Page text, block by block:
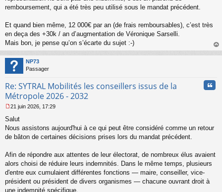
g
e
o
u
remboursement, qui a été très peu utilisé sous le mandat précédent.
Et quand bien même, 12 000€ par an (de frais remboursables), c’est très
en deça des +30k / an d’augmentation de Véronique Sarselli.
Mais bon, je pense qu’on s’écarte du sujet :-)
au
NP73
Passager
Re: SYTRAL Mobilités les conseillers issus de la
Métropole 2026 - 2032
e
s
s
e
n
o
n
21 juin 2026, 17:29
Salut
Nous assistons aujourd'hui à ce qui peut être considéré comme un retour
de bâton de certaines décisions prises lors du mandat précédent.
Afin de répondre aux attentes de leur électorat, de nombreux élus avaient
alors choisi de réduire leurs indemnités. Dans le même temps, plusieurs
d'entre eux cumulaient différentes fonctions — maire, conseiller, vice-
président ou président de divers organismes — chacune ouvrant droit à
une indemnité spécifique.